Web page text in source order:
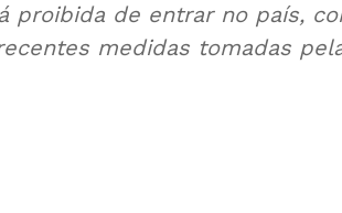
proibida de entrar no país,
medidas tomadas